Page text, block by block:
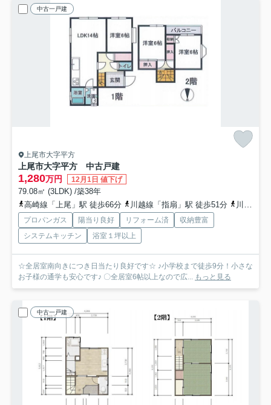
中古一戸建
上尾市大字平方
上尾市大字平方 中古戸建
1,280万円 12月1日 値下げ
79.08㎡ (3LDK) /築38年
高崎線「上尾」駅 徒歩66分
川越線「指扇」駅 徒歩51分 川越線「西大宮」駅 徒歩62分
プロパンガス 陽当り良好 リフォーム済
収納豊富
システムキッチン
浴室１坪以上
☆全居室南向きにつき日当たり良好です☆ ♪小学校まで徒歩9分！小さな
お子様の通学も安心です♪ 〇全居室6帖以上なので広... もっと見る
中古一戸建